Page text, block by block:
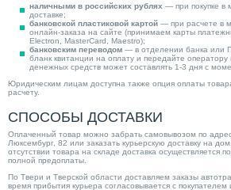
наличными в российских рублях — при покупке в
доставке;
банковской пластиковой картой — при расчете в
онлайн-заказа на сайте (принимаем карты
Electron, MasterCard, Maestro);
банковским переводом — в отделении банка или
бланк квитанции на оплату и передайте оператору
денежных средств может составлять 1-3 дня с
Юридическим лицам доступна также опция оплаты
расчету.
СПОСОБЫ ДОСТАВКИ
Оплаченный товар можно забрать самовывозом по
Люксембург, 82 или заказать курьерскую доставку на
отсутствии товара на складе доставка осуществляется
полной предоплаты.
По Твери и Тверской области доставляем заказы
время прибытия курьера согласовывается с покупателем